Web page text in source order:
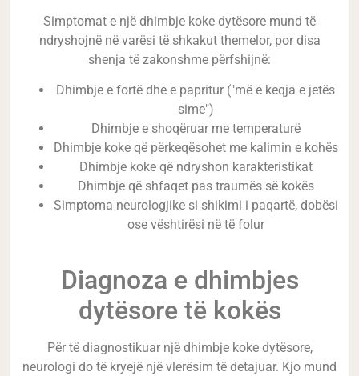
Simptomat e një dhimbje koke dytësore mund të
ndryshojnë në varësi të shkakut themelor, por disa
shenja të zakonshme përfshijnë:
Dhimbje e fortë dhe e papritur ("më e keqja e jetës
sime")
Dhimbje e shoqëruar me temperaturë
Dhimbje koke që përkeqësohet me kalimin e kohës
Dhimbje koke që ndryshon karakteristikat
Dhimbje që shfaqet pas traumës së kokës
Simptoma neurologjike si shikimi i paqartë, dobësi
ose vështirësi në të folur
Diagnoza e dhimbjes
dytësore të kokës
Për të diagnostikuar një dhimbje koke dytësore,
neurologi do të kryejë një vlerësim të detajuar. Kjo mund